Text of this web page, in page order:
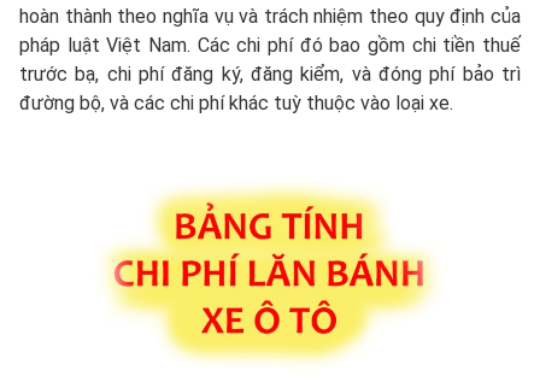
hoàn thành theo nghĩa vụ và trách nhiệm theo quy định của
pháp luật Việt Nam. Các chi phí đó bao gồm chi tiền thuế
trước bạ, chi phí đăng ký, đăng kiểm, và đóng phí bảo trì
đường bộ, và các chi phí khác tuỳ thuộc vào loại xe.